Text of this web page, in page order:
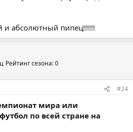
абсолютный пипец!!!!!!
Рейтинг сезона: 0
#24
мира или
по всей стране на